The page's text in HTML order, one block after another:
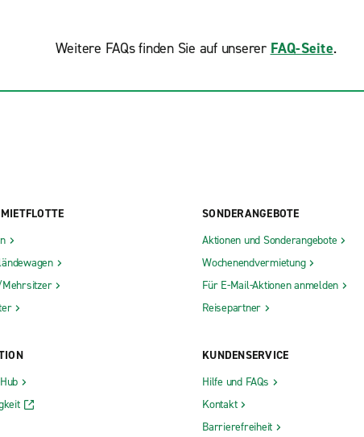
Weitere FAQs finden Sie auf unserer FAQ-Seite.
SONDERANGEBOTE
Aktionen und Sonderangebote
Wochenendvermietung
Für E-Mail-Aktionen anmelden
Reisepartner
KUNDENSERVICE
Hilfe und FAQs
Kontakt
Barrierefreiheit